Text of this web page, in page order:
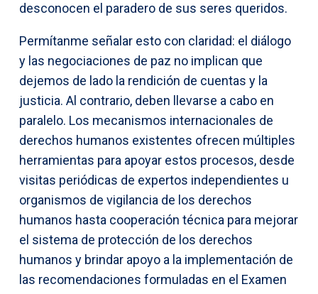
desconocen el paradero de sus seres queridos.
Permítanme señalar esto con claridad: el diálogo
y las negociaciones de paz no implican que
dejemos de lado la rendición de cuentas y la
justicia. Al contrario, deben llevarse a cabo en
paralelo. Los mecanismos internacionales de
derechos humanos existentes ofrecen múltiples
herramientas para apoyar estos procesos, desde
visitas periódicas de expertos independientes u
organismos de vigilancia de los derechos
humanos hasta cooperación técnica para mejorar
el sistema de protección de los derechos
humanos y brindar apoyo a la implementación de
las recomendaciones formuladas en el Examen